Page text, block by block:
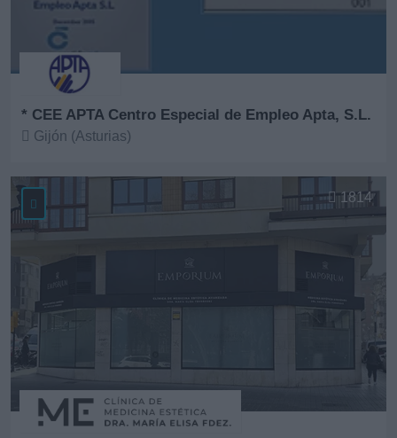
* CEE APTA Centro Especial de Empleo Apta, S.L.
Gijón (Asturias)
1814